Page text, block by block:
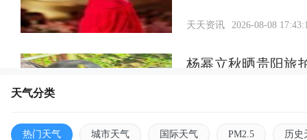
天天资讯 2026-08-08
杨幂立秋晒贵阳旅
2026-08-08
天气分类
热门天气 城市天气 国际天气 PM2.5 历史